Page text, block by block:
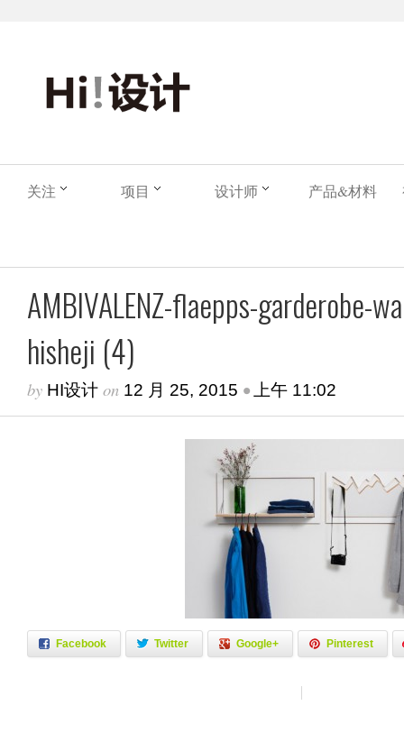
关注 项目 设计师 产品&材料
AMBIVALENZ-flaepps-garderobe-
hisheji (4)
by HI设计 on 12 月 25, 2015 • 上午 11:02
Facebook Twitter Google+ Pinterest